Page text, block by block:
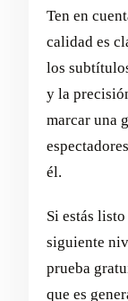
Ten en
calidad es
los
y la
marcar una
él.
Si estás
siguiente
prueba
que es